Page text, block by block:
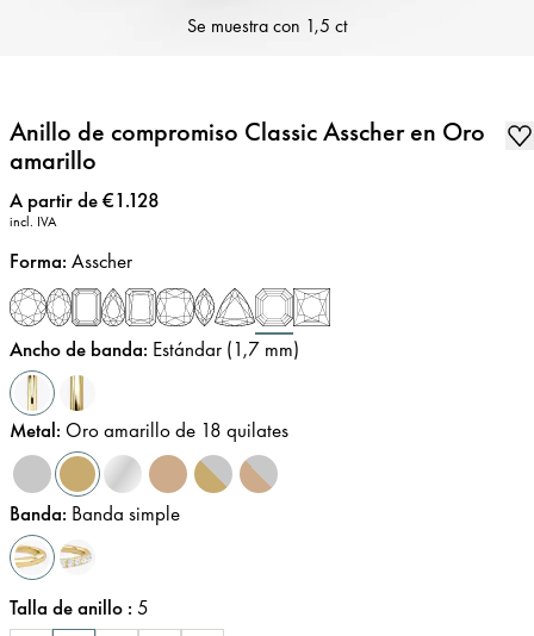
Se muestra con 1,5 ct
Anillo de compromiso Classic Asscher en Oro
amarillo
Precio:
A partir de €1.128
incl. IVA
Forma: Asscher
Ancho de banda: Estándar (1,7 mm)
Metal: Oro amarillo de 18 quilates
Banda: Banda simple
Talla de anillo : 5